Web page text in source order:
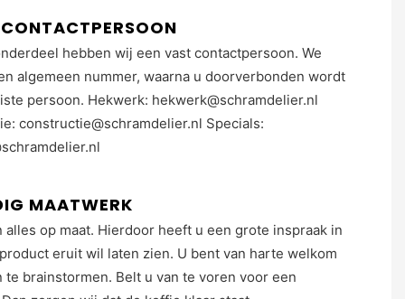
hebben wij een vast contactpersoon. We
algemeen nummer, waarna u doorverbonden wordt
persoon. Hekwerk: hekwerk@schramdelier.nl
constructie@schramdelier.nl Specials:
MAATWERK
alles op maat. Hierdoor heeft u een grote inspraak in
eruit wil laten zien. U bent van harte welkom
te brainstormen. Belt u van te voren voor een